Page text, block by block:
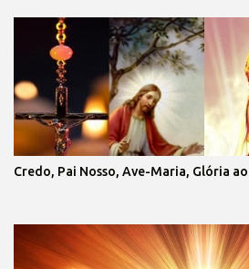
Credo, Pai Nosso, Ave-Maria, Glória ao